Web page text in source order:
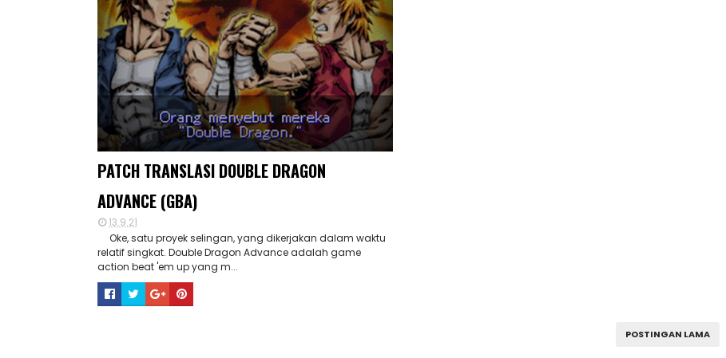
PATCH TRANSLASI DOUBLE DRAGON
ADVANCE (GBA)
13.9.21
Oke, satu proyek selingan, yang dikerjakan dalam waktu
relatif singkat. Double Dragon Advance adalah game
action beat 'em up yang m...
POSTINGAN LAMA